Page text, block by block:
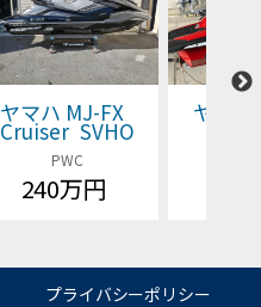
ヤマハ MJ-FX
Cruiser SVHO
PWC
240万円
ヤマ
プライバシーポリシー